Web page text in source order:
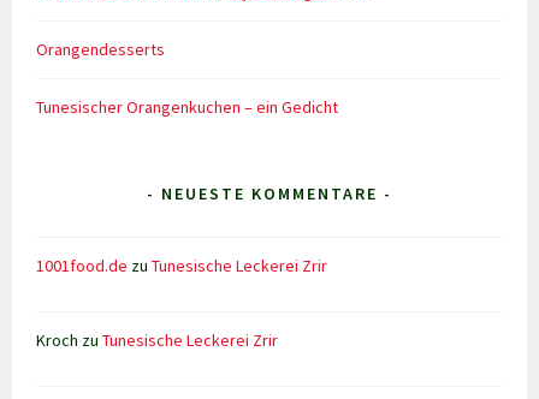
Orangendesserts
Tunesischer Orangenkuchen – ein Gedicht
- NEUESTE KOMMENTARE -
1001food.de zuTunesische Leckerei Zrir
Kroch zuTunesische Leckerei Zrir